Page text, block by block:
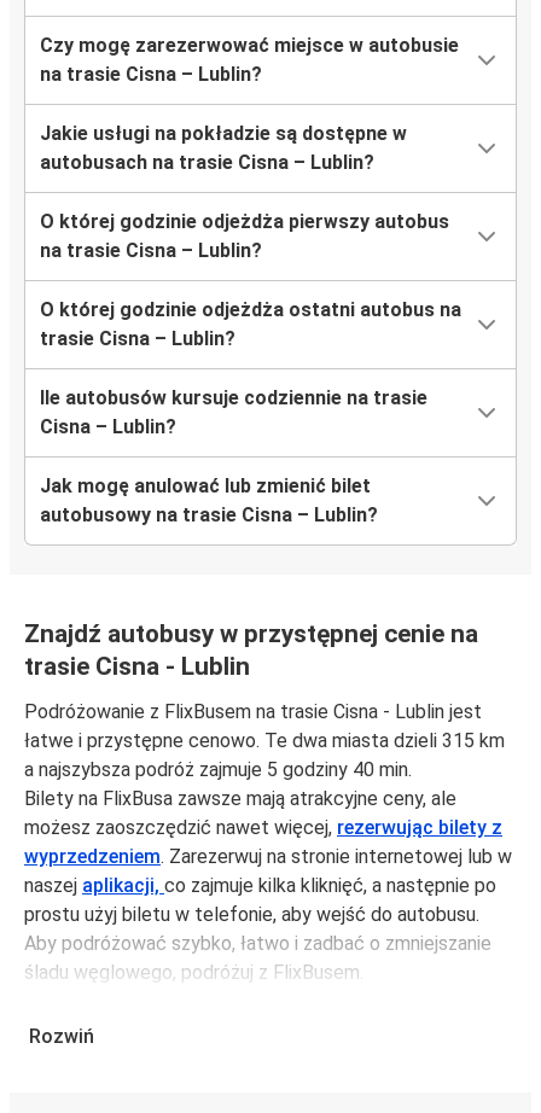
Czy mogę zarezerwować miejsce w autobusie
na trasie Cisna – Lublin?
Jakie usługi na pokładzie są dostępne w
autobusach na trasie Cisna – Lublin?
O której godzinie odjeżdża pierwszy autobus
na trasie Cisna – Lublin?
O której godzinie odjeżdża ostatni autobus na
trasie Cisna – Lublin?
Ile autobusów kursuje codziennie na trasie
Cisna – Lublin?
Jak mogę anulować lub zmienić bilet
autobusowy na trasie Cisna – Lublin?
Znajdź autobusy w przystępnej cenie na
trasie Cisna - Lublin
Podróżowanie z FlixBusem na trasie Cisna - Lublin jest
łatwe i przystępne cenowo. Te dwa miasta dzieli 315 km
a najszybsza podróż zajmuje 5 godziny 40 min.
Bilety na FlixBusa zawsze mają atrakcyjne ceny, ale
możesz zaoszczędzić nawet więcej, rezerwując bilety z
wyprzedzeniem. Zarezerwuj na stronie internetowej lub w
naszej aplikacji, co zajmuje kilka kliknięć, a następnie po
prostu użyj biletu w telefonie, aby wejść do autobusu.
Aby podróżować szybko, łatwo i zadbać o zmniejszanie
śladu węglowego, podróżuj z FlixBusem.
Rozwiń